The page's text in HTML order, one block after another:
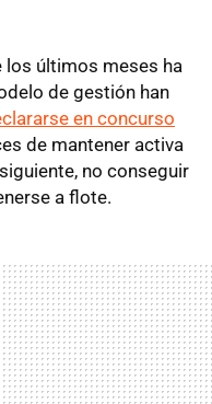
los últimos meses ha
de gestión han
en concurso
de mantener activa
no conseguir
a flote.